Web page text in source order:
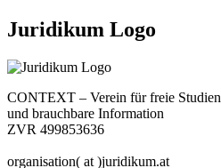
Juridikum Logo
CONTEXT – Verein für freie Studien
und brauchbare Information
ZVR 499853636
organisation( at )juridikum.at